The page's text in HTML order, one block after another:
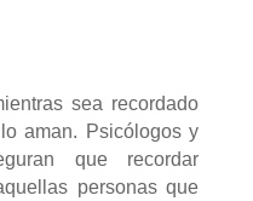
sea recordado
aman. Psicólogos y
que recordar
personas que